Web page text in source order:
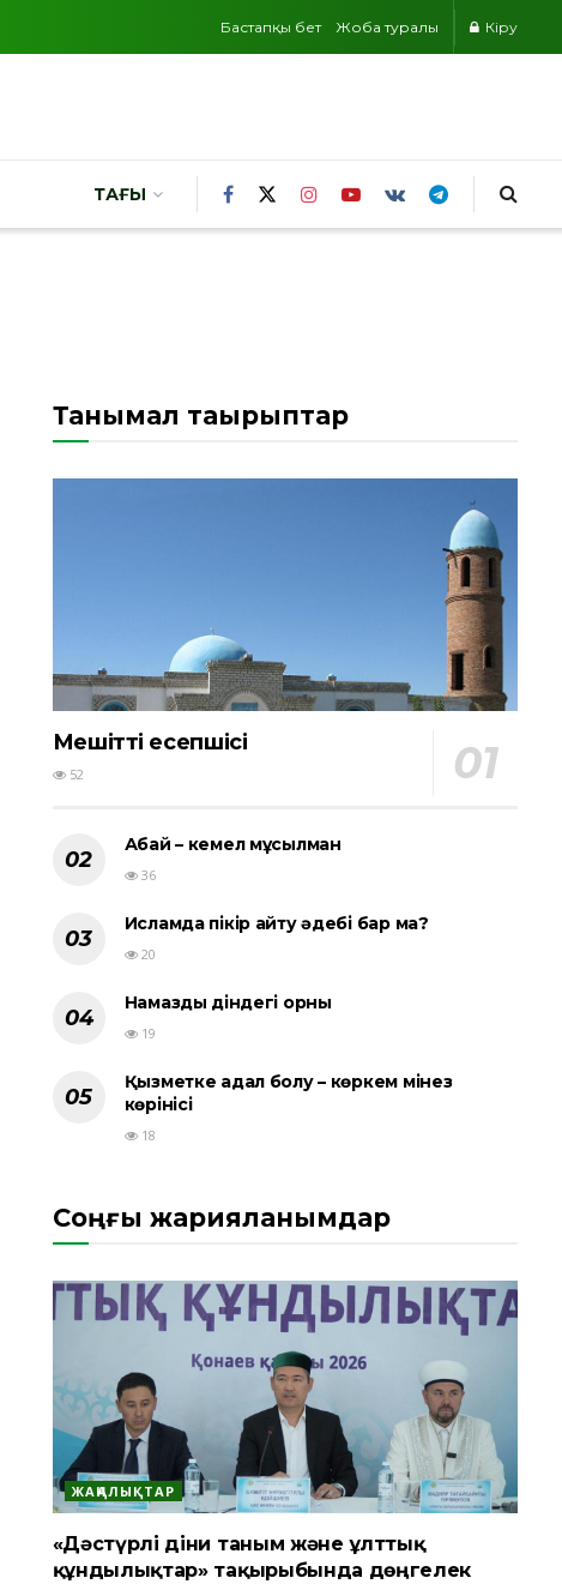
Бастапқы бет Жоба туралы Кіру
ТАҒЫ
Танымал тақырыптар
Мешіттің есепшісі
52
Абай – кемел мұсылман
36
Исламда пікір айту әдебі бар ма?
20
Намаздың діндегі орны
19
Қызметке адал болу – көркем мінез
көрінісі
18
Соңғы жарияланымдар
ЖАҢАЛЫҚТАР
«Дәстүрлі діни таным және ұлттық
құндылықтар» тақырыбында дөңгелек